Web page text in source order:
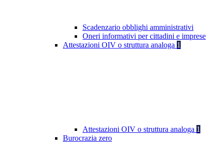
Scadenzario obblighi amministrativi
Oneri informativi per cittadini e imprese
Attestazioni OIV o struttura analoga 1
Attestazioni OIV o struttura analoga 1
Burocrazia zero